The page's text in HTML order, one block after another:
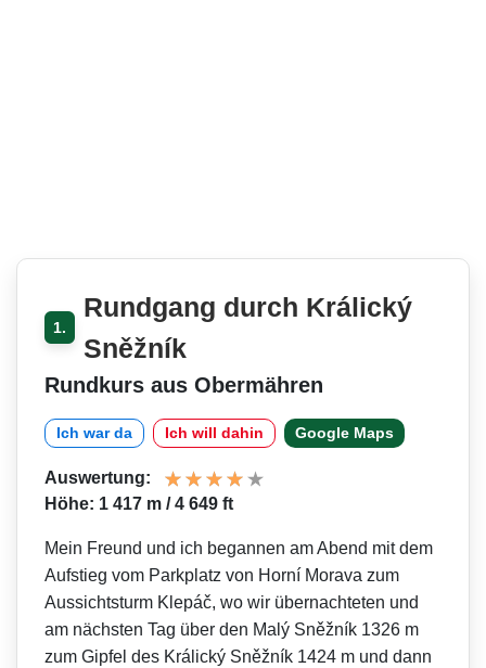
1.
Rundgang durch Králický
Sněžník
Rundkurs aus Obermähren
Ich war da Ich will dahin Google Maps
Auswertung:
Höhe: 1 417 m / 4 649 ft
Mein Freund und ich begannen am Abend mit dem
Aufstieg vom Parkplatz von Horní Morava zum
Aussichtsturm Klepáč, wo wir übernachteten und
am nächsten Tag über den Malý Sněžník 1326 m
zum Gipfel des Králický Sněžník 1424 m und dann